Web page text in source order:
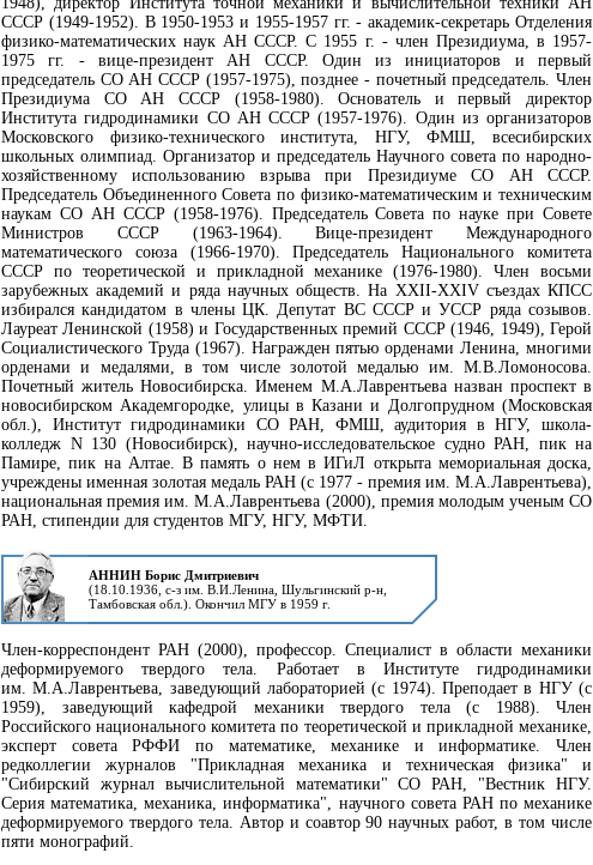
СССР (1949-1952). В 1950-1953 и 1955-1957 гг. - академик-секретарь Отделения
физико-математических наук АН СССР. С 1955 г. - член Президиума, в 1957-
1975 гг. - вице-президент АН СССР. Один из инициаторов и первый
председатель СО АН СССР (1957-1975), позднее - почетный председатель. Член
Президиума СО АН СССР (1958-1980). Основатель и первый директор
Института гидродинамики СО АН СССР (1957-1976). Один из организаторов
Московского физико-технического института, НГУ, ФМШ, всесибирских
школьных олимпиад. Организатор и председатель Научного совета по народно-
хозяйственному использованию взрыва при Президиуме СО АН СССР.
Председатель Объединенного Совета по физико-математическим и техническим
наукам СО АН СССР (1958-1976). Председатель Совета по науке при Совете
Министров СССР (1963-1964). Вице-президент Международного
математического союза (1966-1970). Председатель Национального комитета
СССР по теоретической и прикладной механике (1976-1980). Член восьми
зарубежных академий и ряда научных обществ. На XXII-XXIV съездах КПСС
избирался кандидатом в члены ЦК. Депутат ВС СССР и УССР ряда созывов.
Лауреат Ленинской (1958) и Государственных премий СССР (1946, 1949), Герой
Социалистического Труда (1967). Награжден пятью орденами Ленина, многими
орденами и медалями, в том числе золотой медалью им. М.В.Ломоносова.
Почетный житель Новосибирска. Именем М.А.Лаврентьева назван проспект в
новосибирском Академгородке, улицы в Казани и Долгопрудном (Московская
обл.), Институт гидродинамики СО РАН, ФМШ, аудитория в НГУ, школа-
колледж N 130 (Новосибирск), научно-исследовательское судно РАН, пик на
Памире, пик на Алтае. В память о нем в ИГиЛ открыта мемориальная доска,
учреждены именная золотая медаль РАН (с 1977 - премия им. М.А.Лаврентьева),
национальная премия им. М.А.Лаврентьева (2000), премия молодым ученым СО
РАН, стипендии для студентов МГУ, НГУ, МФТИ.
АННИН Борис Дмитриевич
(18.10.1936, с-з им. В.И.Ленина, Шульгинский р-н,
Тамбовская обл.). Окончил МГУ в 1959 г.
Член-корреспондент РАН (2000), профессор. Специалист в области механики
деформируемого твердого тела. Работает в Институте гидродинамики
им. М.А.Лаврентьева, заведующий лабораторией (с 1974). Преподает в НГУ (с
1959), заведующий кафедрой механики твердого тела (с 1988). Член
Российского национального комитета по теоретической и прикладной механике,
эксперт совета РФФИ по математике, механике и информатике. Член
редколлегии журналов "Прикладная механика и техническая физика" и
"Сибирский журнал вычислительной математики" СО РАН, "Вестник НГУ.
Серия математика, механика, информатика", научного совета РАН по механике
деформируемого твердого тела. Автор и соавтор 90 научных работ, в том числе
пяти монографий.